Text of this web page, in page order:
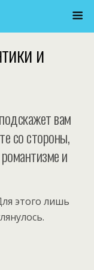
и
вам
со стороны,
и
этого лишь